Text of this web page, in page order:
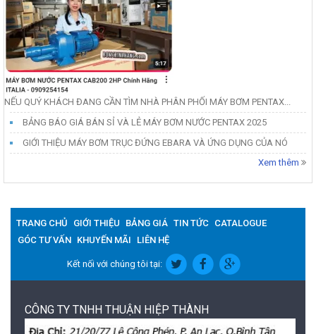
NẾU QUÝ KHÁCH ĐANG CẦN TÌM NHÀ PHÂN PHỐI MÁY BƠM PENTAX...
BẢNG BÁO GIÁ BÁN SỈ VÀ LẺ MÁY BƠM NƯỚC PENTAX 2025
GIỚI THIỆU MÁY BƠM TRỤC ĐỨNG EBARA VÀ ỨNG DỤNG CỦA NÓ
Xem thêm
TRANG CHỦ GIỚI THIỆU BẢNG GIÁ TIN TỨC CATALOGUE
GÓC TƯ VẤN KHUYẾN MÃI LIÊN HỆ
Kết nối với chúng tôi tại:
CÔNG TY TNHH THUẬN HIỆP THÀNH